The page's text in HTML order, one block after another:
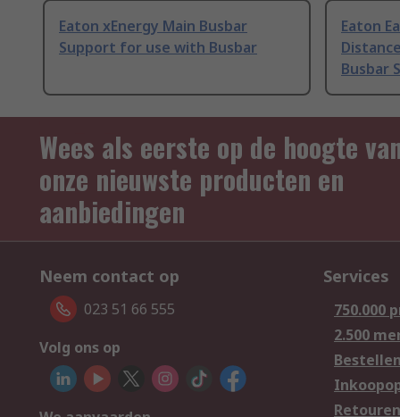
Eaton xEnergy Main Busbar
Support for use with Busbar
Eaton
Busbar
Wees als eerste op de hoogte
onze nieuwste producten en
aanbiedingen
Neem contact op
023 51 66 555
Volg ons op
Services
750.000
2.500
Bestellen
Retouren